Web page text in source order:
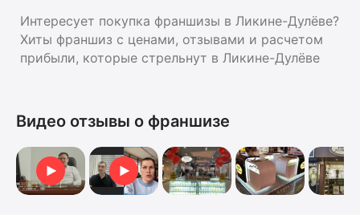
Интересует покупка франшизы в Ликине-Дулёве?
Хиты франшиз с ценами, отзывами и расчетом
прибыли, которые стрельнут в Ликине-Дулёве
Видео отзывы о франшизе
Отзыв о франшизе
Видеоотзыв от Анны